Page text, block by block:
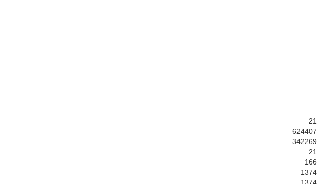
21
624407
342269
21
166
1374